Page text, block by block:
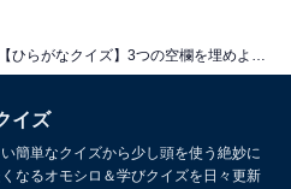
イズ
簡単なクイズから少し頭を使う絶妙に
なるオモシロ＆学びクイズを日々更新